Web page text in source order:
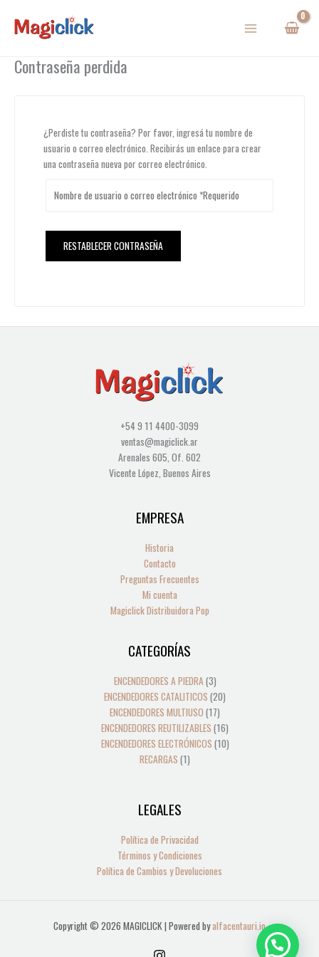
contenido
Contraseña perdida
¿Perdiste tu contraseña? Por favor, ingresá tu nombre de
usuario o correo electrónico. Recibirás un enlace para crear
una contraseña nueva por correo electrónico.
RESTABLECER CONTRASEÑA
+54 9 11 4400-3099
ventas@magiclick.ar
Arenales 605, Of. 602
Vicente López, Buenos Aires
EMPRESA
Historia
Contacto
Preguntas Frecuentes
Mi cuenta
Magiclick Distribuidora Pop
CATEGORÍAS
ENCENDEDORES A PIEDRA 3
ENCENDEDORES CATALITICOS 20
ENCENDEDORES MULTIUSO 17
ENCENDEDORES REUTILIZABLES 16
ENCENDEDORES ELECTRÓNICOS 10
RECARGAS 1
1
LEGALES
Política de Privacidad
Términos y Condiciones
Política de Cambios y Devoluciones
Copyright © 2026 MAGICLICK | Powered byalfacentauri.io